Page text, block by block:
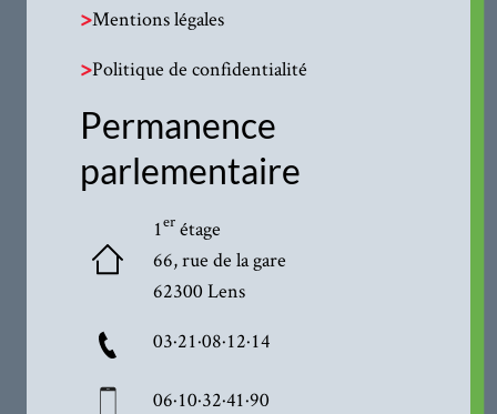
>Mentions légales
>Politique de confidentialité
Permanence
parlementaire
1erétage
66, rue de la gare
62300 Lens
03·21·08·12·14
06·10·32·41·90